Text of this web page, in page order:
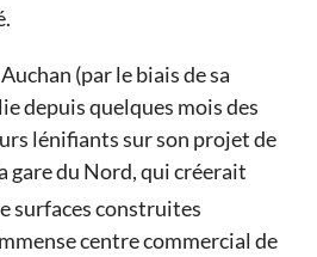
(par le biais de sa
de­puis quelques mois des
lénifiants sur son pro­jet de
gare du Nord, qui créerait
surfaces construites
centre commercial de